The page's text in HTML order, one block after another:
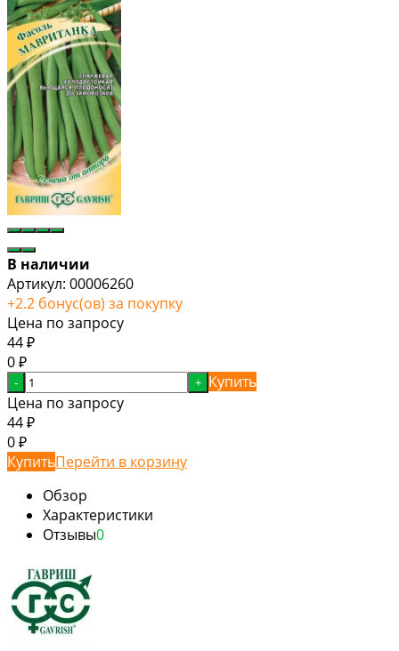
В наличии
Артикул: 00006260
+2.2 бонус(ов) за покупку
Цена по запросу
44 ₽
0 ₽
- + Купить
Цена по запросу
44 ₽
0 ₽
КупитьПерейти в корзину
Обзор
Характеристики
Отзывы0